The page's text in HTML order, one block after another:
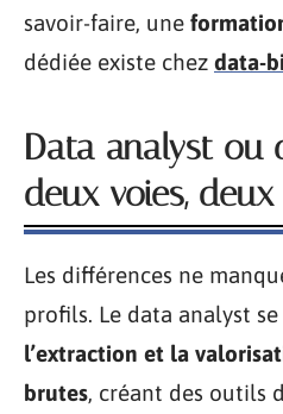
savoir-faire, une
dédiée existe chez data-
Data analyst ou
deux voies,
Les différences ne
profils. Le data analyst
l’extraction et la
brutes, créant des outils